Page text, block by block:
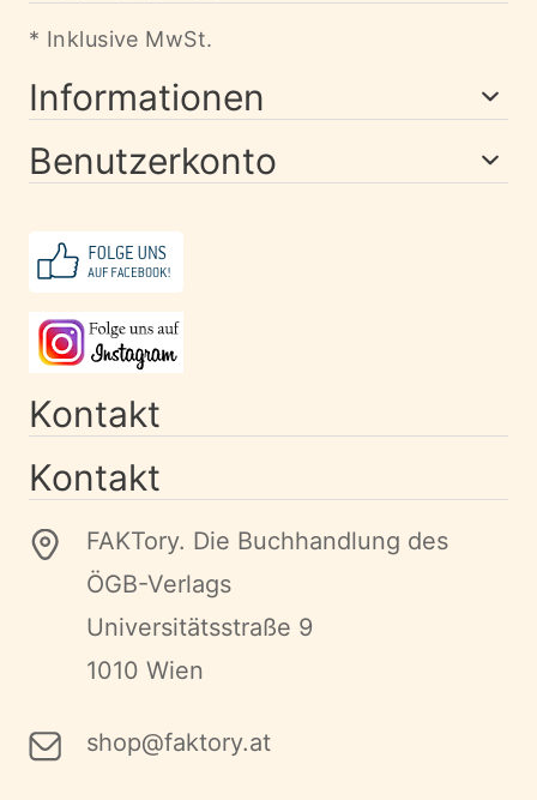
* Inklusive MwSt.
Informationen
Benutzerkonto
Kontakt
Kontakt
FAKTory. Die Buchhandlung des
ÖGB-Verlags
Universitätsstraße 9
1010 Wien
shop@faktory.at